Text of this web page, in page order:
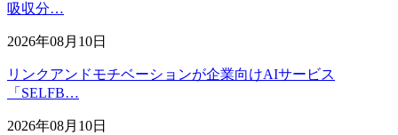
吸収分…
2026年08月10日
リンクアンドモチベーションが企業向けAIサービス
「SELFB…
2026年08月10日